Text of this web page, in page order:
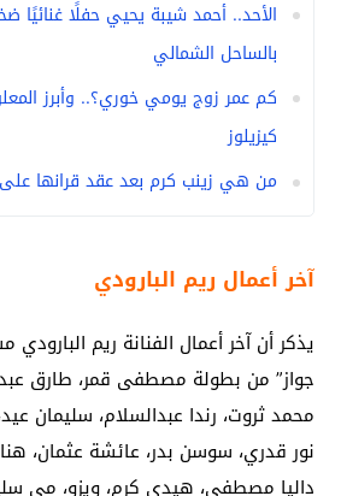
الأحد.. أحمد شيبة يحيي حفلًا غنائيًا
بالساحل الشمالي
كم عمر زوج يومي خوري؟.. وأبرز
كيزيلوز
من هي زينب كرم بعد عقد قرانها
آخر أعمال ريم البارودي
يذكر أن آخر أعمال الفنانة ريم
جواز” من بطولة مصطفى قمر، طارق
محمد ثروت، رندا عبدالسلام، سليمان
نور قدري، سوسن بدر، عائشة عثمان،
داليا مصطفى، هيدي كرم، ويزو، مي